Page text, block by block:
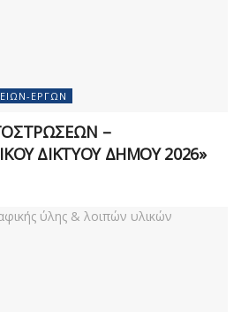
ΈΡΓΩΝ
–
ΔΙΚΤΥΟΥ ΔΗΜΟΥ 2026»